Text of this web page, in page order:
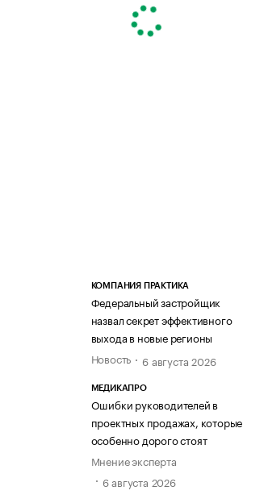
КОМПАНИЯ ПРАКТИКА
Федеральный застройщик
назвал секрет эффективного
выхода в новые регионы
Новость
6 августа 2026
МЕДИКАПРО
Ошибки руководителей в
проектных продажах, которые
особенно дорого стоят
Мнение эксперта
6 августа 2026